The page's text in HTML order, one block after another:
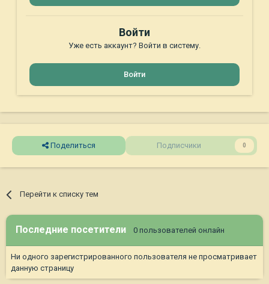
Войти
Уже есть аккаунт? Войти в систему.
Войти
Поделиться Подписчики 0
Перейти к списку тем
Последние посетители 0 пользователей онлайн
Ни одного зарегистрированного пользователя не просматривает
данную страницу